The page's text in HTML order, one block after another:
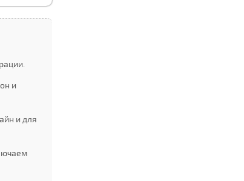
и
и для